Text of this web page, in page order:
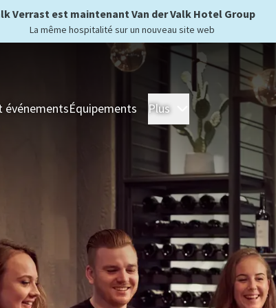
Verrast est maintenant Van der Valk Hotel Group
La même hospitalité sur un nouveau site web
événementsÉquipements Plus HôtelsSéjour